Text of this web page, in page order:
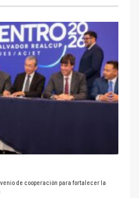
de cooperación para fortalecer la